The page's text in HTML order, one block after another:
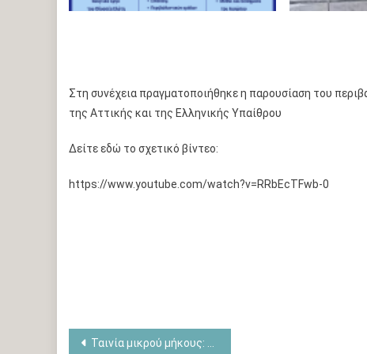
Στη συνέχεια πραγματοποιήθηκε η παρουσίαση του
της Αττικής και της Ελληνικής Υπαίθρου
Δείτε εδώ το σχετικό βίντεο:
https://www.youtube.com/watch?v=RRbEcTFwb-0
Πλοήγηση
Ταινία μικρού μήκους: Μέχρι να συμβεί σ’ εσένα